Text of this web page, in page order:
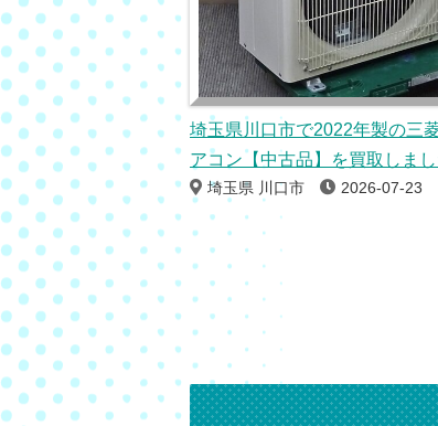
埼玉県川口市で2022年製の三
アコン【中古品】を買取しまし
埼玉県 川口市 2026-07-23